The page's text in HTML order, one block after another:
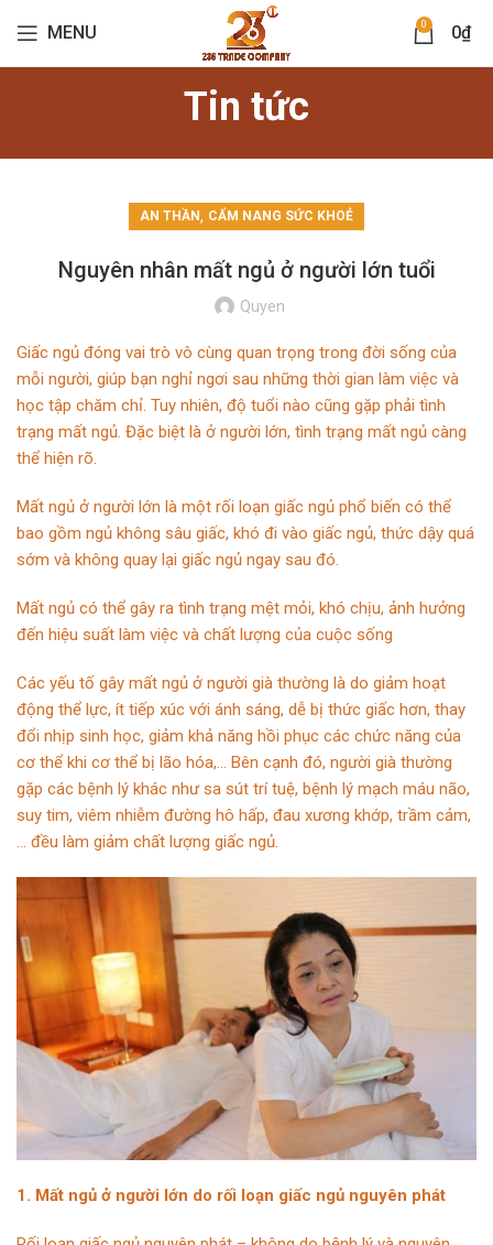
MENU 0 0₫
Tin tức
AN THẦN, CẨM NANG SỨC KHOẺ
Nguyên nhân mất ngủ ở người lớn tuổi
Quyen
Giấc ngủ đóng vai trò vô cùng quan trọng trong đời sống của
mỗi người, giúp bạn nghỉ ngơi sau những thời gian làm việc và
học tập chăm chỉ. Tuy nhiên, độ tuổi nào cũng gặp phải tình
trạng mất ngủ. Đặc biệt là ở người lớn, tình trạng mất ngủ càng
thể hiện rõ.
Mất ngủ ở người lớn là một rối loạn giấc ngủ phổ biến có thể
bao gồm ngủ không sâu giấc, khó đi vào giấc ngủ, thức dậy quá
sớm và không quay lại giấc ngủ ngay sau đó.
Mất ngủ có thể gây ra tình trạng mệt mỏi, khó chịu, ảnh hưởng
đến hiệu suất làm việc và chất lượng của cuộc sống
Các yếu tố gây mất ngủ ở người già thường là do giảm hoạt
động thể lực, ít tiếp xúc với ánh sáng, dễ bị thức giấc hơn, thay
đổi nhịp sinh học, giảm khả năng hồi phục các chức năng của
cơ thể khi cơ thể bị lão hóa,… Bên cạnh đó, người già thường
gặp các bệnh lý khác như sa sút trí tuệ, bệnh lý mạch máu não,
suy tim, viêm nhiễm đường hô hấp, đau xương khớp, trầm cảm,
… đều làm giảm chất lượng giấc ngủ.
1. Mất ngủ ở người lớn do rối loạn giấc ngủ nguyên phát